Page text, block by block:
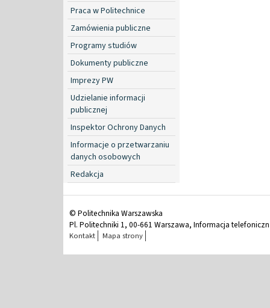
Praca w Politechnice
Zamówienia publiczne
Programy studiów
Dokumenty publiczne
Imprezy PW
Udzielanie informacji
publicznej
Inspektor Ochrony Danych
Informacje o przetwarzaniu
danych osobowych
Redakcja
© Politechnika Warszawska
Pl. Politechniki 1, 00-661 Warszawa, Informacja
Kontakt Mapa strony